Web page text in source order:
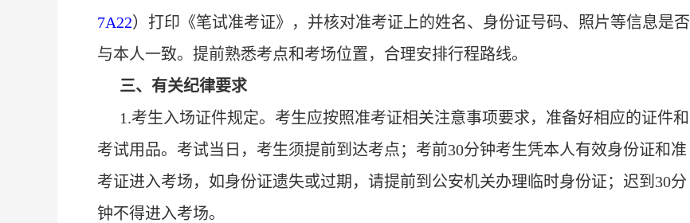
7A22） 打印《笔试准考证》，并核对准考证上的姓名、身份证号码、照片等信息是否
与本人一致。 提前熟悉考点和考场位置，合理安排行程路线。
三、有关纪律要求
1.考生入场证件规定。考生应按照准考证相关注意事项要求，准备好相应的证件和
考试用品。考试当日，考生须提前到达考点；考前30分钟考生凭本人有效身份证和准
考证进入考场，如身份证遗失或过期，请提前到公安机关办理临时身份证；迟到30分
钟不得进入考场。